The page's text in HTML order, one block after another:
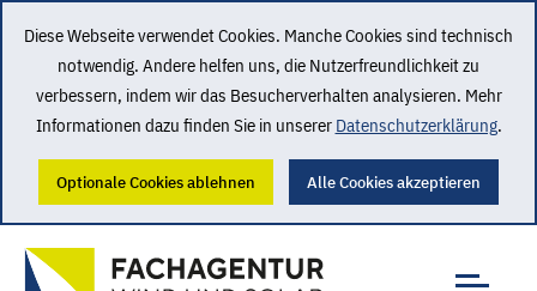
Diese Webseite verwendet Cookies. Manche Cookies sind technisch
notwendig. Andere helfen uns, die Nutzerfreundlichkeit zu
verbessern, indem wir das Besucherverhalten analysieren. Mehr
Informationen dazu finden Sie in unserer Datenschutzerklärung.
Optionale Cookies ablehnen Alle Cookies akzeptieren